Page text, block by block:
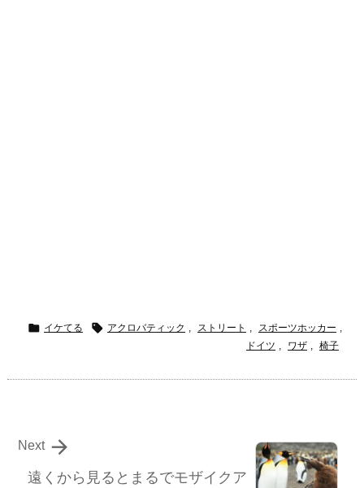
 イケてる  アクロバティック , ストリート , スポーツホッカー ,
ドイツ , ワザ , 椅子
遠くから見るとまるでモザイクア

Next